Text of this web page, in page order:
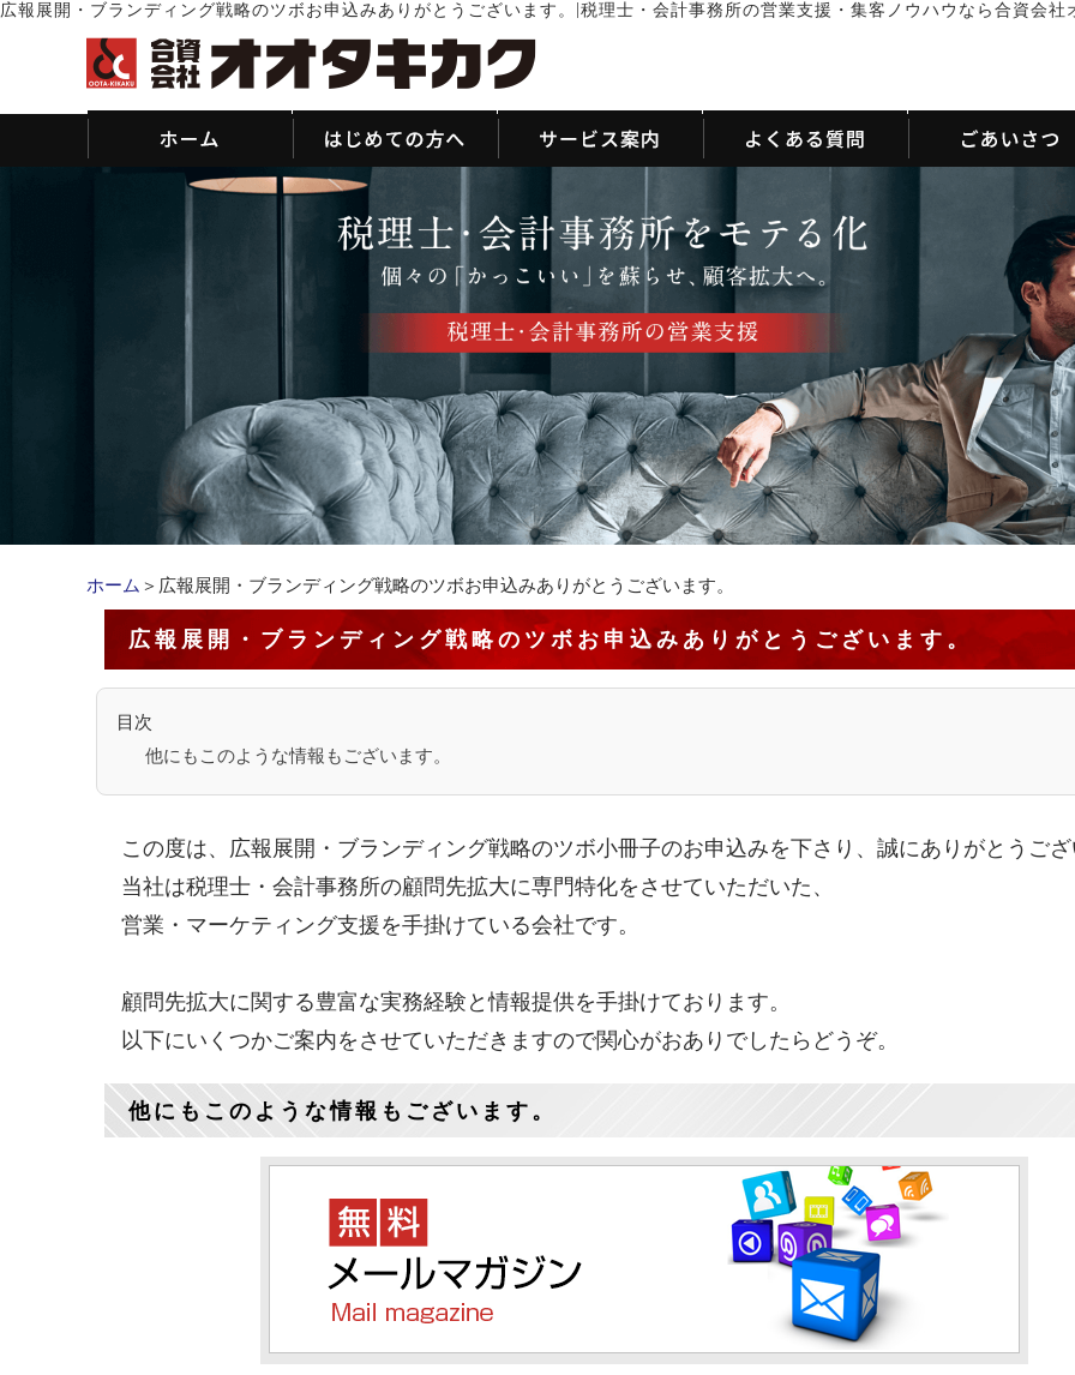
広報展開・ブランディング戦略のツボお申込みありがとうございます。 税理士・会計事務所の営業支援・集客ノウハウなら合資会社
ホーム ＞広報展開・ブランディング戦略のツボお申込みありがとうございます。
広報展開・ブランディング戦略のツボお申込みありがとうございます。
目次
他にもこのような情報もございます。
この度は、広報展開・ブランディング戦略のツボ小冊子のお申込みを下さり、誠にありがとうご
当社は税理士・会計事務所の顧問先拡大に専門特化をさせていただいた、
営業・マーケティング支援を手掛けている会社です。
顧問先拡大に関する豊富な実務経験と情報提供を手掛けております。
以下にいくつかご案内をさせていただきますので関心がおありでしたらどうぞ。
他にもこのような情報もございます。